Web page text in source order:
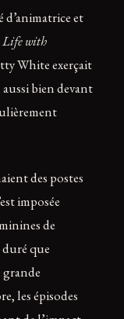
et
Life with
White exerçait
bien devant
des postes
imposée
de
duré que
grande
les épisodes